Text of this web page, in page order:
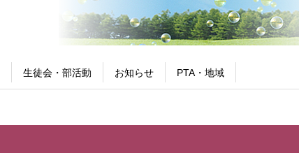
生徒会・部活動 お知らせ PTA・地域